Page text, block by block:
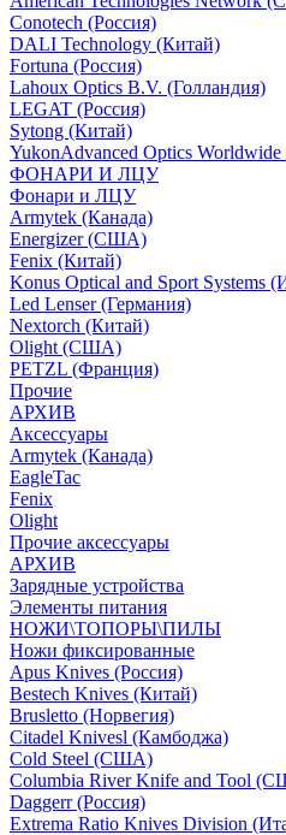
Conotech (Россия)
DALI Technology (Китай)
Fortuna (Россия)
Lahoux Optics B.V. (Голландия)
LEGAT (Россия)
Sytong (Китай)
YukonAdvanced Optics Worldwide
ФОНАРИ И ЛЦУ
Фонари и ЛЦУ
Armytek (Канада)
Energizer (США)
Fenix (Китай)
Konus Optical and Sport Systems
Led Lenser (Германия)
Nextorch (Китай)
Olight (США)
PETZL (Франция)
Прочие
АРХИВ
Аксессуары
Armytek (Канада)
EagleTac
Fenix
Olight
Прочие аксессуары
АРХИВ
Зарядные устройства
Элементы питания
НОЖИ\ТОПОРЫ\ПИЛЫ
Ножи фиксированные
Apus Knives (Россия)
Bestech Knives (Китай)
Brusletto (Норвегия)
Citadel Knivesl (Камбоджа)
Cold Steel (США)
Columbia River Knife and Tool
Daggerr (Россия)
Extrema Ratio Knives Division